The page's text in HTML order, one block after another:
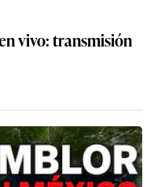
vivo: transmisión